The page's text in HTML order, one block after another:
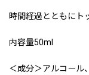
時間経過とともにト
内容量50ml
＜成分＞アルコール